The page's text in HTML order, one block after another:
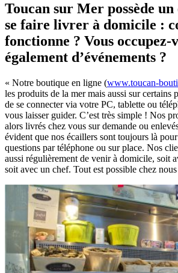
Toucan sur Mer possède
se faire livrer à domicile :
fonctionne ? Vous occupez-
également d’événements ?
« Notre boutique en ligne (www.toucan-
les produits de la mer mais aussi sur certains
de se connecter via votre PC, tablette ou
vous laisser guider. C’est très simple ! Nos
alors livrés chez vous sur demande ou
évident que nos écaillers sont toujours là
questions par téléphone ou sur place. Nos
aussi régulièrement de venir à domicile, soit
soit avec un chef. Tout est possible chez